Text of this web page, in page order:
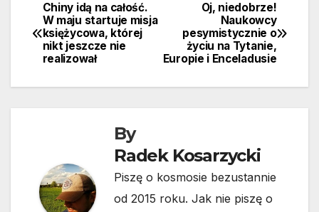
Nawigacja
wpisu
Oj, niedobrze!
Naukowcy
pesymistycznie o
życiu na Tytanie,
Europie i Enceladusie
Chiny idą na całość.
W maju startuje misja
księżycowa, której
nikt jeszcze nie
realizował
By
Radek Kosarzycki
Piszę o kosmosie bezustannie
od 2015 roku. Jak nie piszę o